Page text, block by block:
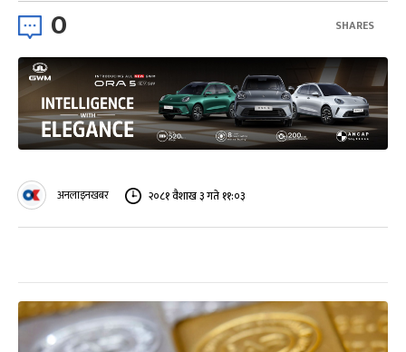
0 SHARES
अनलाइनखबर २०८१ वैशाख ३ गते ११:०३